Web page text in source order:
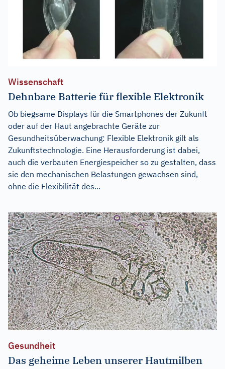
Wissenschaft
Dehnbare Batterie für flexible Elektronik
Ob biegsame Displays für die Smartphones der Zukunft
oder auf der Haut angebrachte Geräte zur
Gesundheitsüberwachung: Flexible Elektronik gilt als
Zukunftstechnologie. Eine Herausforderung ist dabei,
auch die verbauten Energiespeicher so zu gestalten, dass
sie den mechanischen Belastungen gewachsen sind,
ohne die Flexibilität des...
Gesundheit
Das geheime Leben unserer Hautmilben